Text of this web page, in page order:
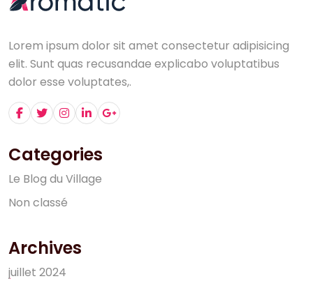
Lorem ipsum dolor sit amet consectetur adipisicing
elit. Sunt quas recusandae explicabo voluptatibus
dolor esse voluptates,.
Categories
Le Blog du Village
Non classé
Archives
juillet 2024